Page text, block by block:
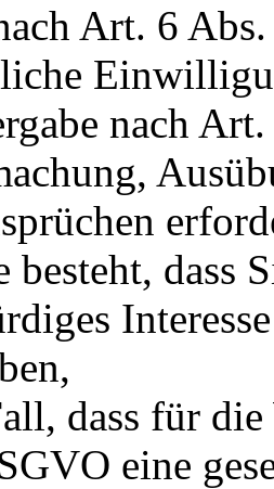
Art. 6
nach
besteht, dass
dass für
eine